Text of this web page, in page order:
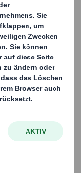
mehr recyceln
mit einer
Es darfWörter (in
bei der